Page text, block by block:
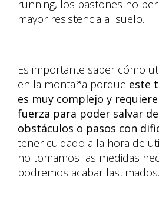
running, los bastones no
mayor resistencia al suelo.
Es importante saber cómo
en la montaña porque este
es muy complejo y
fuerza para poder salvar
obstáculos o pasos con
tener cuidado a la hora de
no tomamos las medidas
podremos acabar lastimados.